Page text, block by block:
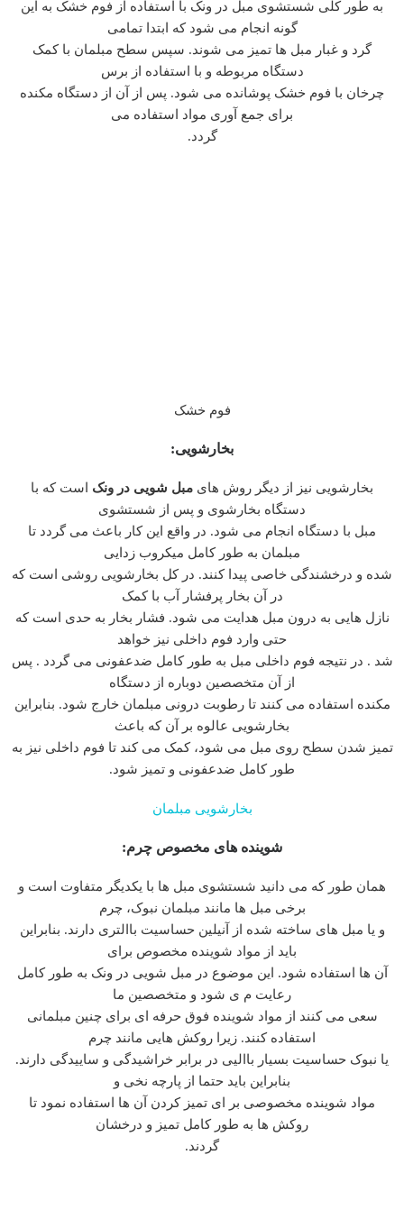
به طور کلی شستشوی مبل در ونک با استفاده از فوم خشک به این
گونه انجام می شود که ابتدا تمامی
گرد و غبار مبل ها تمیز می شوند. سپس سطح مبلمان با کمک
دستگاه مربوطه و با استفاده از برس
چرخان با فوم خشک پوشانده می شود. پس از آن از دستگاه مکنده
برای جمع آوری مواد استفاده می
گردد.
فوم خشک
بخارشویی:
بخارشویی نیز از دیگر روش های مبل شویی در ونک است که با
دستگاه بخارشوی و پس از شستشوی
مبل با دستگاه انجام می شود. در واقع این کار باعث می گردد تا
مبلمان به طور کامل میکروب زدایی
شده و درخشندگی خاصی پیدا کنند. در کل بخارشویی روشی است که
در آن بخار پرفشار آب با کمک
نازل هایی به درون مبل هدایت می شود. فشار بخار به حدی است که
حتی وارد فوم داخلی نیز خواهد
شد . در نتیجه فوم داخلی مبل به طور کامل ضدعفونی می گردد . پس
از آن متخصصین دوباره از دستگاه
مکنده استفاده می کنند تا رطوبت درونی مبلمان خارج شود. بنابراین
بخارشویی عالوه بر آن که باعث
تمیز شدن سطح روی مبل می شود، کمک می کند تا فوم داخلی نیز به
طور کامل ضدعفونی و تمیز شود.
بخارشویی مبلمان
شوینده های مخصوص چرم:
همان طور که می دانید شستشوی مبل ها با یکدیگر متفاوت است و
برخی مبل ها مانند مبلمان نبوک، چرم
و یا مبل های ساخته شده از آنیلین حساسیت باالتری دارند. بنابراین
باید از مواد شوینده مخصوص برای
آن ها استفاده شود. این موضوع در مبل شویی در ونک به طور کامل
رعایت م ی شود و متخصصین ما
سعی می کنند از مواد شوینده فوق حرفه ای برای چنین مبلمانی
استفاده کنند. زیرا روکش هایی مانند چرم
یا نبوک حساسیت بسیار باالیی در برابر خراشیدگی و ساییدگی دارند.
بنابراین باید حتما از پارچه نخی و
مواد شوینده مخصوصی بر ای تمیز کردن آن ها استفاده نمود تا
روکش ها به طور کامل تمیز و درخشان
گردند.